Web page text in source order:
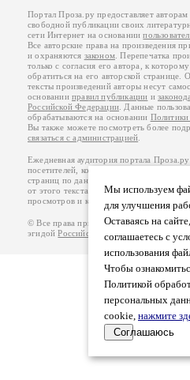
Мы используем
для улучшения
Оставаясь на
соглашаетесь с
использования
Чтобы
Политикой
персональных
cookie, нажмите
Соглашаюсь
Портал Проза.ру предоставляет
свободной публикации своих
сети Интернет на основании
Все авторские права на произведения
и охраняются законом . Перепечатка
только с согласия его автора, к
обратиться на его авторской странице.
тексты произведений авторы несут
основанииправил публикации и
Российской Федерации . Данные
обрабатываются на основании Политики
Вы также можете посмотреть более
связаться с администрацией
Ежедневная аудитория портала
посетителей, которые в общей сумме
страниц по данным счетчика
от этого текста. В каждой графе
просмотров и количество посетителей.
© Все права принадлежат авторам,
эгидойРоссийского союза писателей